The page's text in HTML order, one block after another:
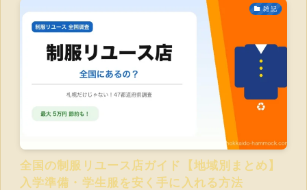
雑記
全国の制服リユース店ガイド【地域別まとめ】
入学準備・学生服を安く手に入れる方法